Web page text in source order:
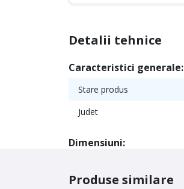
Detalii tehnice
Caracteristici generale:
Stare produs
Judet
Dimensiuni:
Produse similare